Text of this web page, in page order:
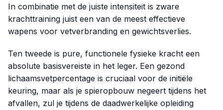
In combinatie met de juiste intensiteit is zware
krachttraining juist een van de meest effectieve
wapens voor vetverbranding en gewichtsverlies.
Ten tweede is pure, functionele fysieke kracht een
absolute basisvereiste in het leger. Een gezond
lichaamsvetpercentage is cruciaal voor de initiële
keuring, maar als je spieropbouw negeert tijdens het
afvallen, zul je tijdens de daadwerkelijke opleiding